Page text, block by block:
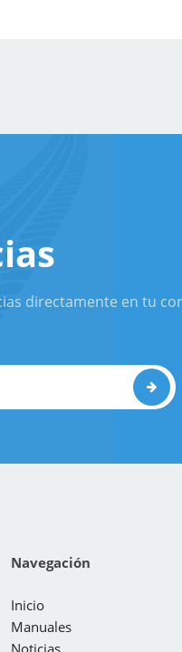
directamente en tu
Navegación
Inicio
Manuales
Noticias